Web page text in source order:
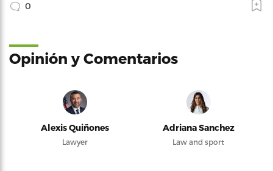
0
Opinión y Comentarios
Alexis Quiñones
Lawyer
Adriana Sanchez
Law and sport